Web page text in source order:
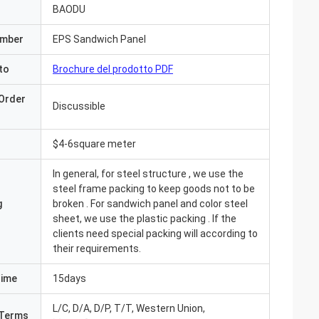
giorni fa e tutto è
che siamo
nella pianta.
con voi»
BAODU
EPS Sandwich Panel
Brochure del prodotto PDF
Discussible
$4-6square meter
In general, for steel structure , we use the
steel frame packing to keep goods not to be
broken . For sandwich panel and color steel
sheet, we use the plastic packing . If the
clients need special packing will according to
their requirements.
15days
L/C, D/A, D/P, T/T, Western Union,